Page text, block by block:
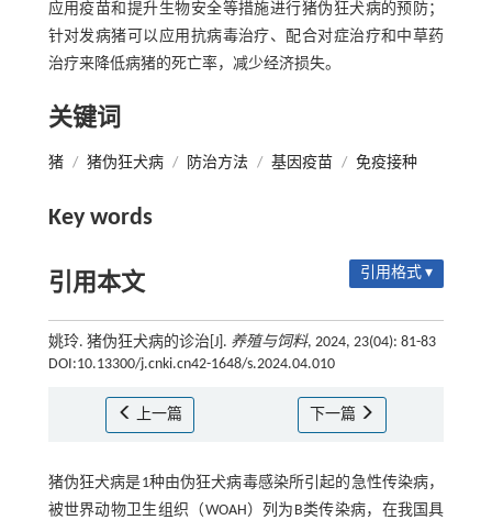
应用疫苗和提升生物安全等措施进行猪伪狂犬病的预防；
针对发病猪可以应用抗病毒治疗、配合对症治疗和中草药
治疗来降低病猪的死亡率，减少经济损失。
关键词
猪 / 猪伪狂犬病 / 防治方法 / 基因疫苗 / 免疫接种
Key words
引用本文 引用格式 ▾
姚玲. 猪伪狂犬病的诊治[J]. 养殖与饲料, 2024, 23(04): 81-83
DOI:10.13300/j.cnki.cn42-1648/s.2024.04.010
上一篇 下一篇
猪伪狂犬病是1种由伪狂犬病毒感染所引起的急性传染病，
被世界动物卫生组织（WOAH）列为B类传染病，在我国具